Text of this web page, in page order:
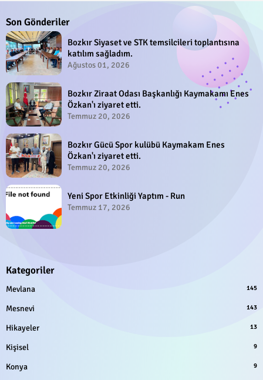
Son Gönderiler
Bozkır Siyaset ve STK temsilcileri toplantısına
katılım sağladım.
Ağustos 01, 2026
Bozkır Ziraat Odası Başkanlığı Kaymakamı Enes
Özkan'ı ziyaret etti.
Temmuz 20, 2026
Bozkır Gücü Spor kulübü Kaymakam Enes
Özkan'ı ziyaret etti.
Temmuz 20, 2026
Yeni Spor Etkinliği Yaptım - Run
Temmuz 17, 2026
Kategoriler
Mevlana 145
Mesnevi 143
Hikayeler 13
Kişisel 9
Konya 9